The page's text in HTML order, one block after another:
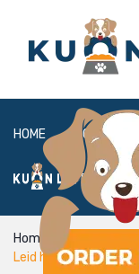
HOME ABOUT
FAQ
Home
Leid hervor